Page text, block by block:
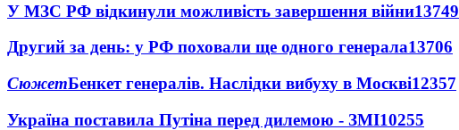
У МЗС РФ відкинули можливість завершення війни13749
Другий за день: у РФ поховали ще одного генерала13706
СюжетБенкет генералів. Наслідки вибуху в Москві12357
Україна поставила Путіна перед дилемою - ЗМІ10255